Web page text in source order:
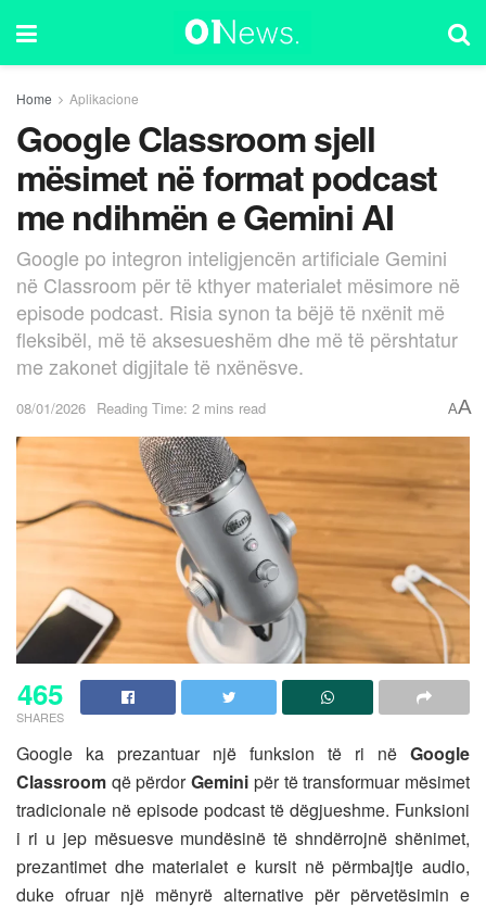
Home Aplikacione
Google Classroom sjell
mësimet në format podcast
me ndihmën e Gemini AI
Google po integron inteligjencën artificiale Gemini
në Classroom për të kthyer materialet mësimore në
episode podcast. Risia synon ta bëjë të nxënit më
fleksibël, më të aksesueshëm dhe më të përshtatur
me zakonet digjitale të nxënësve.
08/01/2026 Reading Time: 2 mins read AA
465
SHARES
Google ka prezantuar një funksion të ri në Google
Classroom që përdorGemini për të transformuar mësimet
tradicionale në episode podcast të dëgjueshme. Funksioni
i ri u jep mësuesve mundësinë të shndërrojnë shënimet,
prezantimet dhe materialet e kursit në përmbajtje audio,
duke ofruar një mënyrë alternative për përvetësimin e